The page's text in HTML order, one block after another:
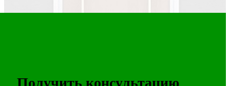
Получить консультацию